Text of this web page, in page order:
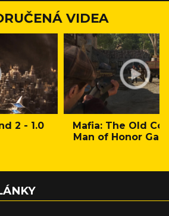
VIDEA
2 - 1.0
Mafia: The Old
Man of Honor